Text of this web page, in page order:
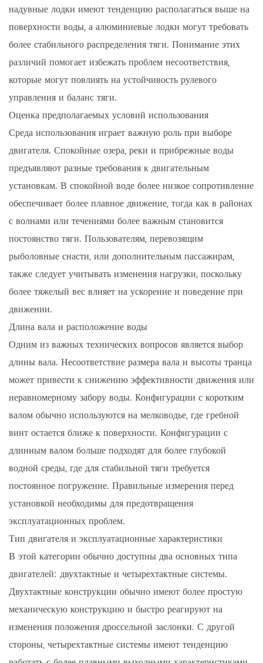
надувные лодки имеют тенденцию располагаться выше на
поверхности воды, а алюминиевые лодки могут требовать
более стабильного распределения тяги. Понимание этих
различий помогает избежать проблем несоответствия,
которые могут повлиять на устойчивость рулевого
управления и баланс тяги.
Оценка предполагаемых условий использования
Среда использования играет важную роль при выборе
двигателя. Спокойные озера, реки и прибрежные воды
предъявляют разные требования к двигательным
установкам. В спокойной воде более низкое сопротивление
обеспечивает более плавное движение, тогда как в районах
с волнами или течениями более важным становится
постоянство тяги. Пользователям, перевозящим
рыболовные снасти, или дополнительным пассажирам,
также следует учитывать изменения нагрузки, поскольку
более тяжелый вес влияет на ускорение и поведение при
движении.
Длина вала и расположение воды
Одним из важных технических вопросов является выбор
длины вала. Несоответствие размера вала и высоты транца
может привести к снижению эффективности движения или
неравномерному забору воды. Конфигурации с коротким
валом обычно используются на мелководье, где гребной
винт остается ближе к поверхности. Конфигурации с
длинным валом больше подходят для более глубокой
водной среды, где для стабильной тяги требуется
постоянное погружение. Правильные измерения перед
установкой необходимы для предотвращения
эксплуатационных проблем.
Тип двигателя и эксплуатационные характеристики
В этой категории обычно доступны два основных типа
двигателей: двухтактные и четырехтактные системы.
Двухтактные конструкции обычно имеют более простую
механическую конструкцию и быстро реагируют на
изменения положения дроссельной заслонки. С другой
стороны, четырехтактные системы имеют тенденцию